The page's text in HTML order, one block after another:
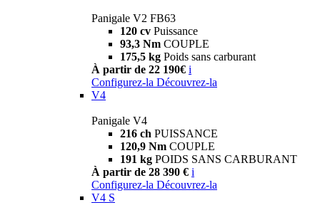
Panigale V2 FB63
120 cv Puissance
93,3 Nm COUPLE
175,5 kg Poids sans carburant
À partir de 22 190€ i
Configurez-la Découvrez-la
V4
Panigale V4
216 ch PUISSANCE
120,9 Nm COUPLE
191 kg POIDS SANS CARBURANT
À partir de 28 390 € i
Configurez-la Découvrez-la
V4 S